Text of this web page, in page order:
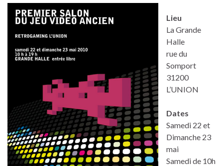
Lieu
La Grande
Halle
rue du
Somport
31200
L’UNION
Dates
Samedi 22 et
Dimanche 23
mai
Samedi de 10h